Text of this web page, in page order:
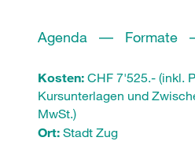
Agenda –– Formate
Kosten: CHF 7'525.- (inkl.
Kursunterlagen und
MwSt.)
Ort: Stadt Zug